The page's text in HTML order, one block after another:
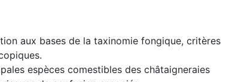
aux bases de la taxinomie fongique, critères
espèces comestibles des châtaigneraies